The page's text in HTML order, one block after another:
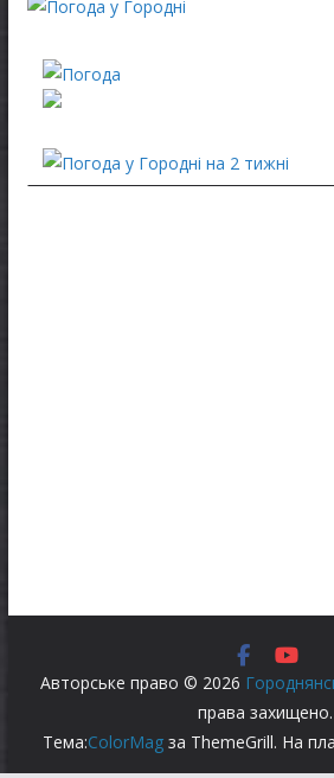
Авторське право © 2026
права захищено.
Тема:ColorMag за ThemeGrill. На